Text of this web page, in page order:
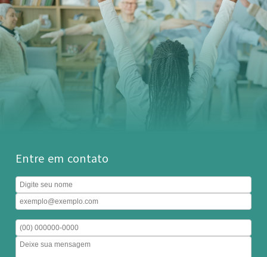
Entre em contato